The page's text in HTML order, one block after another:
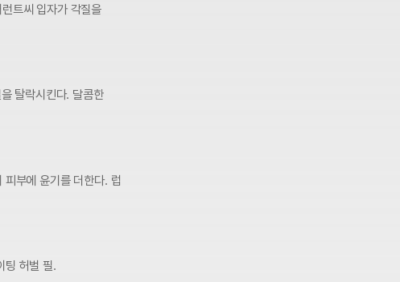
트씨 입자가 각질을
탈락시킨다. 달콤한
부에 윤기를 더한다. 럽
팅 허벌 필.